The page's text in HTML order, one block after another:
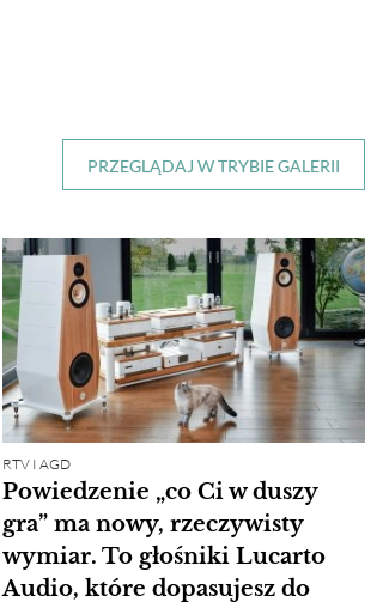
PRZEGLĄDAJ W TRYBIE GALERII
RTV I AGD
Powiedzenie „co Ci w duszy
gra” ma nowy, rzeczywisty
wymiar. To głośniki Lucarto
Audio, które dopasujesz do